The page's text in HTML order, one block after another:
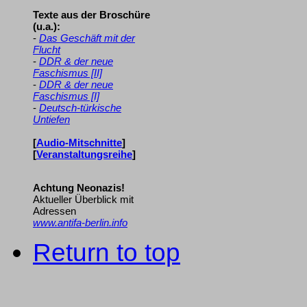
Texte aus der Broschüre
(u.a.):
- Das Geschäft mit der
Flucht
- DDR & der neue
Faschismus [II]
- DDR & der neue
Faschismus [I]
- Deutsch-türkische
Untiefen
[Audio-Mitschnitte]
[Veranstaltungsreihe]
Achtung Neonazis!
Aktueller Überblick mit
Adressen
www.antifa-berlin.info
Return to top